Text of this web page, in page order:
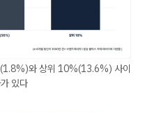
와 상위 10%(13.6%) 사이
있다